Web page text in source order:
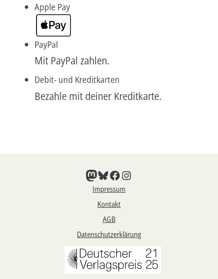
Apple Pay
PayPal
Mit PayPal zahlen.
Debit- und Kreditkarten
Bezahle mit deiner Kreditkarte.
Mastodon
Bluesky
Facebook
Instagram
Impressum
Kontakt
AGB
Datenschutzerklärung